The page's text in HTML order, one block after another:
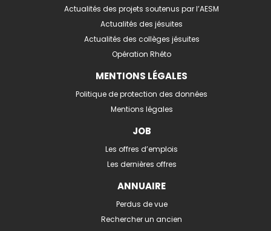
Actualités des projets soutenus par l’AESM
Actualités des jésuites
Actualités des collèges jésuites
Opération Rhéto
MENTIONS LÉGALES
Politique de protection des données
Mentions légales
JOB
Les offres d’emplois
Les dernières offres
ANNUAIRE
Perdus de vue
Rechercher un ancien